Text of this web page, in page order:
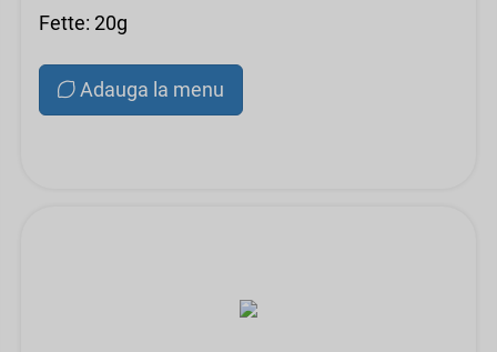
Fette: 20g
Adauga la menu